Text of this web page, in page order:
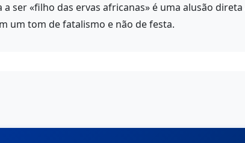
ser «filho das ervas africanas» é uma alusão
um tom de fatalismo e não de festa.